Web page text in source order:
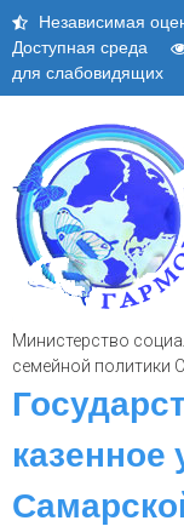
Skip
content
Независимая
Доступная среда
для слабовидящих
Министерство
семейной политики
казенное